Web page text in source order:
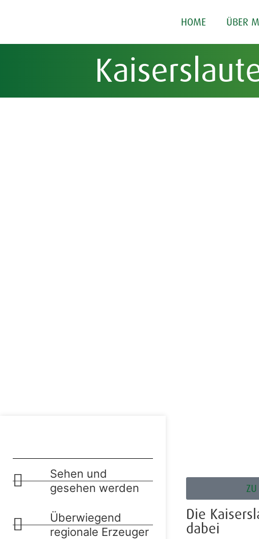
HOME ÜBER
Sehen und
gesehen werden
Überwiegend
regionale Erzeuger
Die
dabei